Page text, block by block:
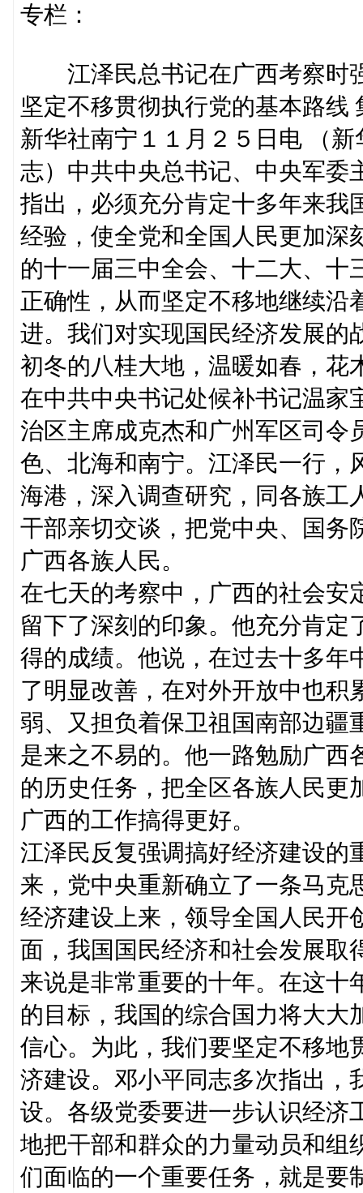
专栏：
江泽民总书记在广西考察时
坚定不移贯彻执行党的基本路线
新华社南宁１１月２５日电 （
志）中共中央总书记、中央军委
指出，必须充分肯定十多年来我
经验，使全党和全国人民更加深
的十一届三中全会、十二大、十
正确性，从而坚定不移地继续沿
进。我们对实现国民经济发展的
初冬的八桂大地，温暖如春，花
在中共中央书记处候补书记温家
治区主席成克杰和广州军区司令
色、北海和南宁。江泽民一行，
海港，深入调查研究，同各族工
干部亲切交谈，把党中央、国务
广西各族人民。
在七天的考察中，广西的社会安
留下了深刻的印象。他充分肯定
得的成绩。他说，在过去十多年
了明显改善，在对外开放中也积
弱、又担负着保卫祖国南部边疆
是来之不易的。他一路勉励广西
的历史任务，把全区各族人民更
广西的工作搞得更好。
江泽民反复强调搞好经济建设的
来，党中央重新确立了一条马克
经济建设上来，领导全国人民开
面，我国国民经济和社会发展取
来说是非常重要的十年。在这十
的目标，我国的综合国力将大大
信心。为此，我们要坚定不移地
济建设。邓小平同志多次指出，
设。各级党委要进一步认识经济
地把干部和群众的力量动员和组
们面临的一个重要任务，就是要